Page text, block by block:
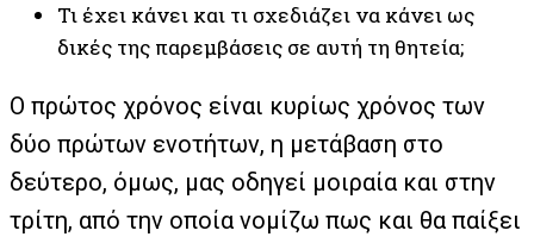
Τι έχει κάνει και τι σχεδιάζει να κάνει ως
δικές της παρεμβάσεις σε αυτή τη θητεία;
Ο πρώτος χρόνος είναι κυρίως χρόνος των
δύο πρώτων ενοτήτων, η μετάβαση στο
δεύτερο, όμως, μας οδηγεί μοιραία και στην
τρίτη, από την οποία νομίζω πως και θα παίξει